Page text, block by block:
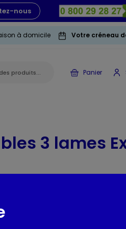
nous
à domicile Votre créneau
Panier
3 lames